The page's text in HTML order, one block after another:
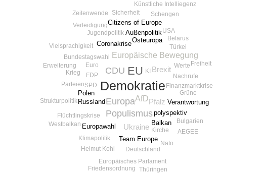
Demokratie
EU
Europa
CDU
Populismus
AfD
Europäische Bewegung
Ukraine
Brexit
Pfalz
Osteuropa
polyspektiv
Europawahl
Team Europe
Russland
Balkan
Coronakrise
Außenpolitik
Citizens of Europe
Polen
Verantwortung
FDP
Finanzmarktkrise
Flüchtlingskrise
Bundestagswahl
Werte
Euro
Krieg
Parteien
USA
Klimapolitik
Nachrufe
SPD
Deutschland
Europäisches Parlament
Grüne
Helmut Kohl
Jugendpolitik
Kirche
Sicherheit
Strukturpolitik
Türkei
Vielsprachigkeit
AEGEE
Belarus
Bulgarien
Erweiterung Freiheit
Friedensordnung
KI
Künstliche Intelliegenz
Nato
Schengen
Thüringen
Verteidigung
Westbalkan
Zeitenwende